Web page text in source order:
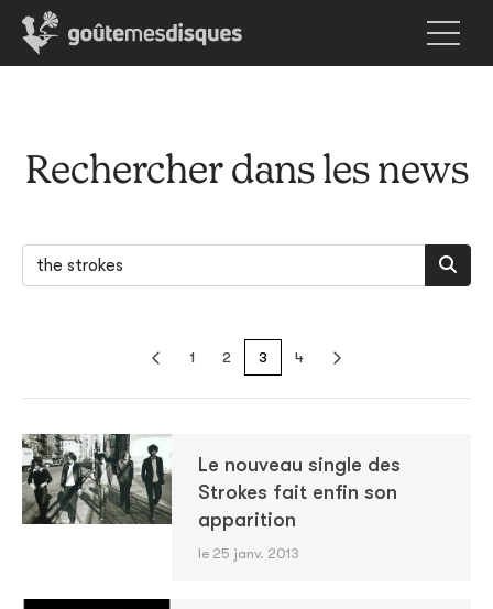
Rechercher dans les news
1 2 3 4
Le nouveau single des
Strokes fait enfin son
apparition
le 25 janv. 2013